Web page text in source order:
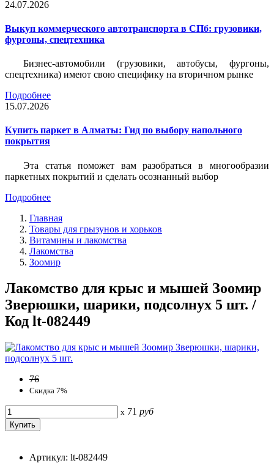
24.07.2026
Выкуп коммерческого автотранспорта в СПб: грузовики,
фургоны, спецтехника
Бизнес-автомобили (грузовики, автобусы, фургоны,
спецтехника) имеют свою специфику на вторичном рынке
Подробнее
15.07.2026
Купить паркет в Алматы: Гид по выбору напольного
покрытия
Эта статья поможет вам разобраться в многообразии
паркетных покрытий и сделать осознанный выбор
Подробнее
Главная
Товары для грызунов и хорьков
Витамины и лакомства
Лакомства
Зоомир
Лакомство для крыс и мышей Зоомир
Зверюшки, шарики, подсолнух 5 шт. /
Код lt-082449
76
Скидка 7%
x 71 руб
Артикул: lt-082449